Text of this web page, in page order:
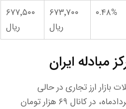
۰.۴۸%
۶۷۳٬۷۰۰
ریال
۶۷۷٬۵۰۰
ریال
مبادله ایران
بازار ارز تجاری در حالی
هم‌اکنون، چهارشنبه ۲۹ مردادماه، در کانال ۶۹ هزار تومان